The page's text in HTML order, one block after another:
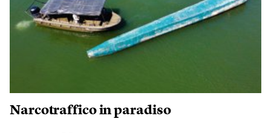
Narcotraffico in paradiso